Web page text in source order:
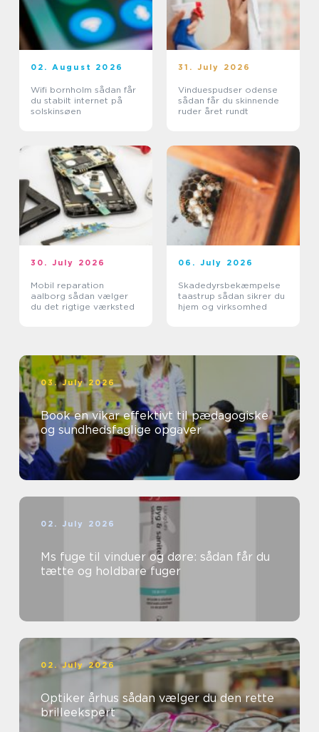
02. August 2026
Wifi bornholm sådan får
du stabilt internet på
solskinsøen
31. July 2026
Vinduespudser odense
sådan får du skinnende
ruder året rundt
30. July 2026
Mobil reparation
aalborg sådan vælger
du det rigtige værksted
06. July 2026
Skadedyrsbekæmpelse
taastrup sådan sikrer du
hjem og virksomhed
03. July 2026
Book en vikar effektivt til pædagogiske
og sundhedsfaglige opgaver
02. July 2026
Ms fuge til vinduer og døre: sådan får du
tætte og holdbare fuger
02. July 2026
Optiker århus sådan vælger du den rette
brilleekspert